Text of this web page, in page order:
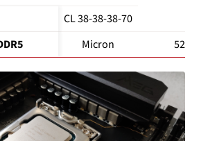
CL 38-38-38-70
Micron 5200